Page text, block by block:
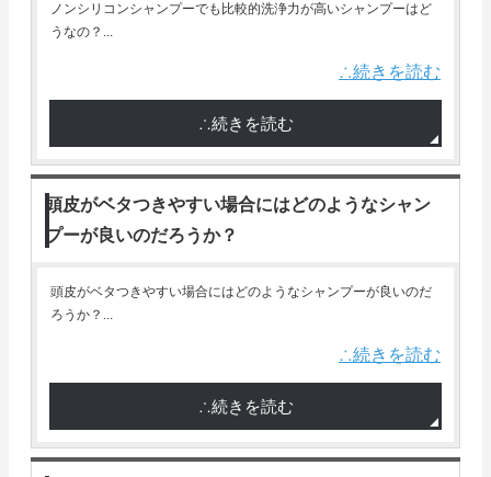
ノンシリコンシャンプーでも比較的洗浄力が高いシャンプーはど
うなの？...
∴続きを読む
∴続きを読む
頭皮がベタつきやすい場合にはどのようなシャン
プーが良いのだろうか？
頭皮がベタつきやすい場合にはどのようなシャンプーが良いのだ
ろうか？...
∴続きを読む
∴続きを読む